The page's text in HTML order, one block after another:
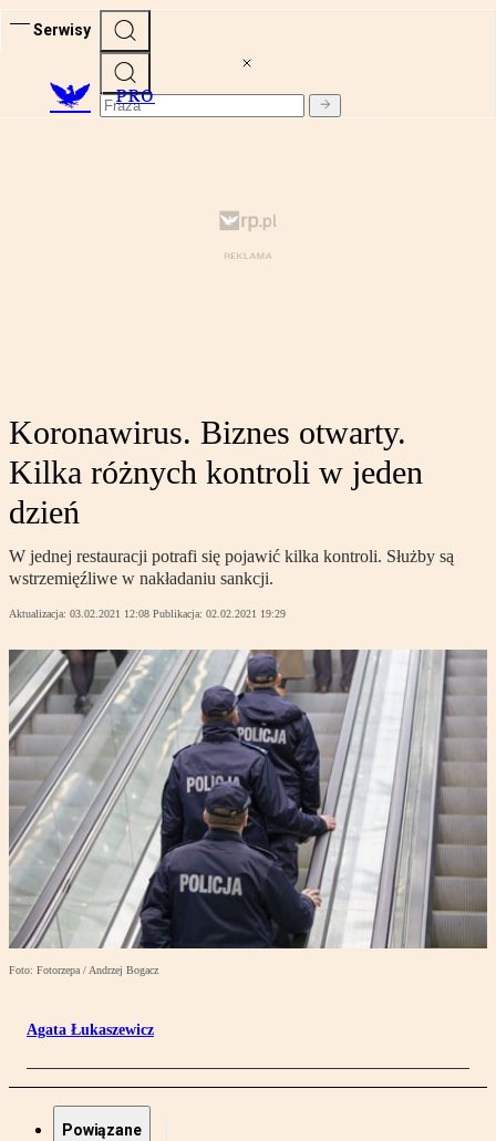
Serwisy
PRO
Koronawirus. Biznes otwarty.
Kilka różnych kontroli w jeden
dzień
W jednej restauracji potrafi się pojawić kilka kontroli. Służby są
wstrzemięźliwe w nakładaniu sankcji.
Aktualizacja: 03.02.2021 12:08 Publikacja: 02.02.2021 19:29
Foto: Fotorzepa / Andrzej Bogacz
Agata Łukaszewicz
Powiązane